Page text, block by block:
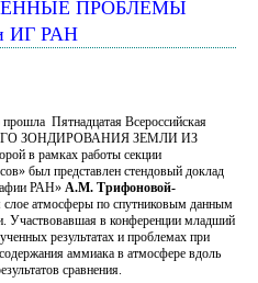
ПРОБЛЕМЫ
ИГ РАН
Пятнадцатая Всероссийская
ЗОНДИРОВАНИЯ ЗЕМЛИ ИЗ
в рамках работы секции
был представлен стендовый доклад
РАН» А.М. Трифоновой-
атмосферы по спутниковым данным
Участвовавшая в конференции младший
результатах и проблемах при
аммиака в атмосфере вдоль
сравнения.